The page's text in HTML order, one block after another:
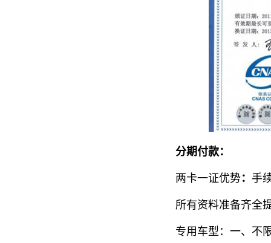
分期付款：
两卡一证优势： 手
所有资料准备齐全
专用车型： 一、不